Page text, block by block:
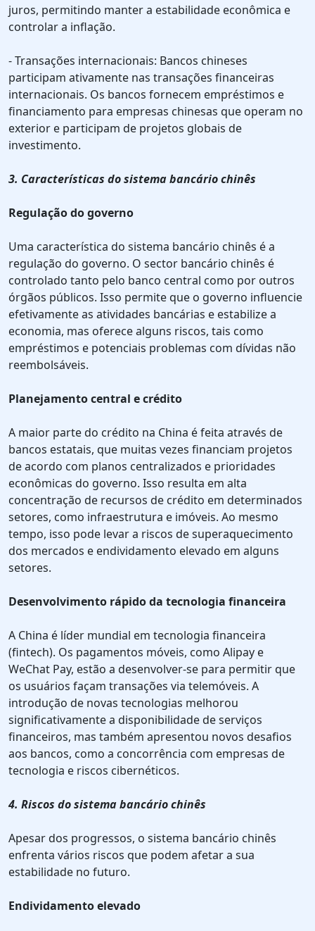
juros, permitindo manter a estabilidade econômica e
controlar a inflação.
- Transações internacionais: Bancos chineses
participam ativamente nas transações financeiras
internacionais. Os bancos fornecem empréstimos e
financiamento para empresas chinesas que operam no
exterior e participam de projetos globais de
investimento.
3. Características do sistema bancário chinês
Regulação do governo
Uma característica do sistema bancário chinês é a
regulação do governo. O sector bancário chinês é
controlado tanto pelo banco central como por outros
órgãos públicos. Isso permite que o governo influencie
efetivamente as atividades bancárias e estabilize a
economia, mas oferece alguns riscos, tais como
empréstimos e potenciais problemas com dívidas não
reembolsáveis.
Planejamento central e crédito
A maior parte do crédito na China é feita através de
bancos estatais, que muitas vezes financiam projetos
de acordo com planos centralizados e prioridades
econômicas do governo. Isso resulta em alta
concentração de recursos de crédito em determinados
setores, como infraestrutura e imóveis. Ao mesmo
tempo, isso pode levar a riscos de superaquecimento
dos mercados e endividamento elevado em alguns
setores.
Desenvolvimento rápido da tecnologia financeira
A China é líder mundial em tecnologia financeira
(fintech). Os pagamentos móveis, como Alipay e
WeChat Pay, estão a desenvolver-se para permitir que
os usuários façam transações via telemóveis. A
introdução de novas tecnologias melhorou
significativamente a disponibilidade de serviços
financeiros, mas também apresentou novos desafios
aos bancos, como a concorrência com empresas de
tecnologia e riscos cibernéticos.
4. Riscos do sistema bancário chinês
Apesar dos progressos, o sistema bancário chinês
enfrenta vários riscos que podem afetar a sua
estabilidade no futuro.
Endividamento elevado